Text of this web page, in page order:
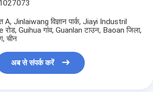
A, Jinlaiwang विज्ञान पार्क, Jiayi Industril
रोड, Guihua गांव, Guanlan टाउन, Baoan जिला,
चीन
अब से संपर्क करें